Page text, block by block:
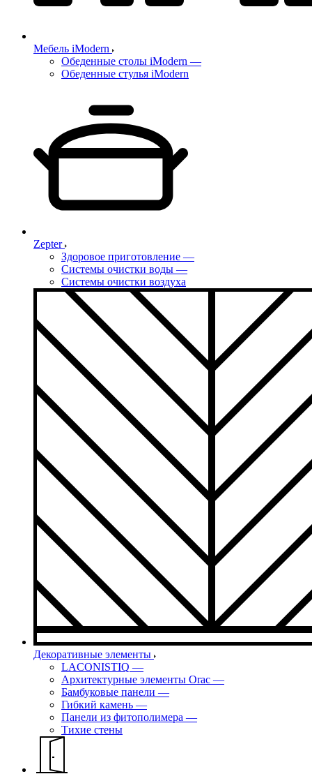
Мебель iModern
Обеденные столы iModern —
Обеденные стулья iModern
Zepter
Здоровое приготовление —
Системы очистки воды —
Системы очистки воздуха
Декоративные элементы
LACONISTIQ —
Архитектурные элементы Orac —
Бамбуковые панели —
Гибкий камень —
Панели из фитополимера —
Тихие стены